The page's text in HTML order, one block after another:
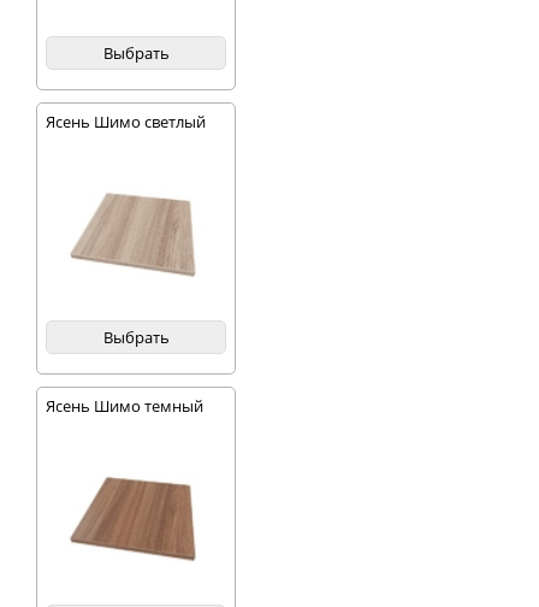
Выбрать
Ясень Шимо светлый
Выбрать
Ясень Шимо темный